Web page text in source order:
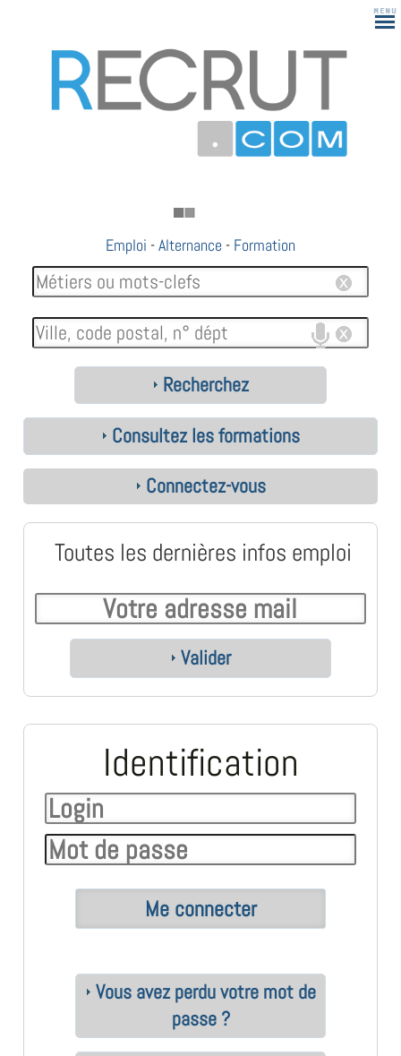
Emploi -Alternance - Formation
Recherchez
Consultez les formations
Connectez-vous
Toutes les dernières infos emploi
Valider
Identification
Vous avez perdu votre mot de
passe ?